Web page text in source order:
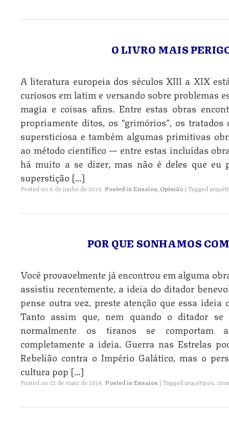
O LIVRO MAIS
A literatura europeia dos séculos XIII a XIX
curiosos em latim e versando sobre problemas
magia e coisas afins. Entre estas obras
propriamente ditos, os “grimórios”, os
supersticiosa e também algumas primitivas
ao método científico — entre estas incluídas
há muito a se dizer, mas não é deles que eu
superstição […]
Posted on 6 de junho de 2019. Posted in Ensaios, Opinião | Tagged
POR QUE SONHAMOS
Você provavelmente já encontrou em alguma
assistiu recentemente, a ideia do ditador
pense outra vez, preste atenção que essa
Tanto assim que, nem quando o ditador se
normalmente os tiranos se comportam
completamente a ideia. Guerra nas Estrelas
Rebelião contra o Império Galático, mas o
cultura pop […]
Posted on22 de maio de 2019. Posted inEnsaios | Tagged arquétipos,